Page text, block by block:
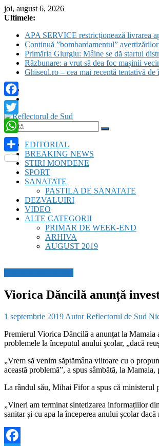
Skip
to
joi, august 6, 2026
Ultimele:
APA SERVICE restricționează livrarea
Continuă ”bombardamentul”
Primăria Giurgiu: Mâine se dă startul
Răzbunare: a vrut să dea foc mașinii
Ghiseul.ro – cea mai recentă tentativă
Reflectorul
de
Sud
EDITORIAL
BREAKING NEWS
STIRI MONDENE
SPORT
SANATATE
PASTILA DE SANATATE
DEZVALUIRI
VIDEO
ALTE CATEGORII
PRIMAR DE WEEK-END
ARHIVA
AUGUST 2019
Viorica Dăncilă anunță
1 septembrie 2019 Autor Reflectorul de Sud
Premierul Viorica Dăncilă a anunțat la Mamaia
problemele la începutul anului școlar, „dacă
„Vrem să venim săptămâna viitoare cu o
această problemă”, a spus sâmbătă, la
La rândul său, Mihai Fifor a spus că ministerul
„Vineri am terminat sintetizarea informațiilor
sanitar și cu apa la începerea anului școlar
Facebook
Twitter
WhatsApp
Partajează